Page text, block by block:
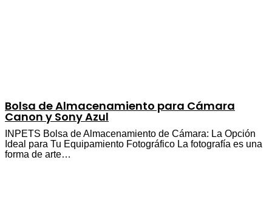
Bolsa de Almacenamiento para Cámara
Canon y Sony Azul
INPETS Bolsa de Almacenamiento de Cámara: La Opción
Ideal para Tu Equipamiento Fotográfico La fotografía es una
forma de arte…